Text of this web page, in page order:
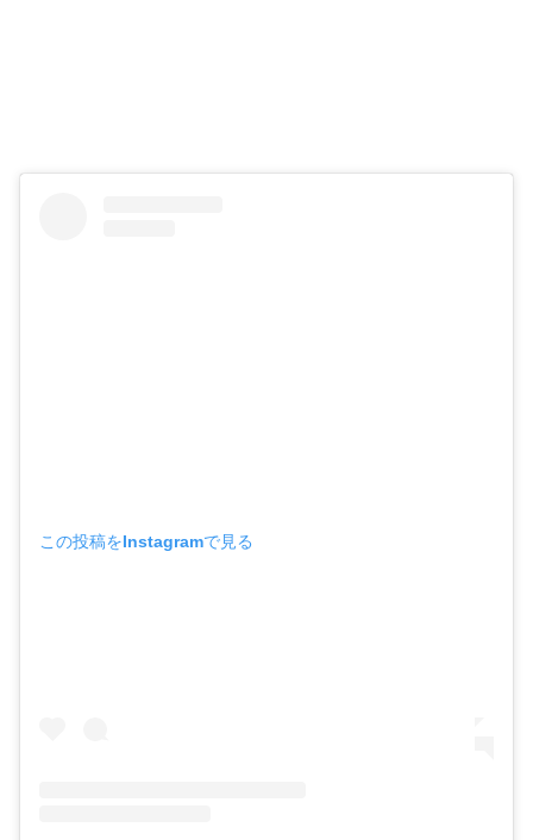
この投稿をInstagramで見る